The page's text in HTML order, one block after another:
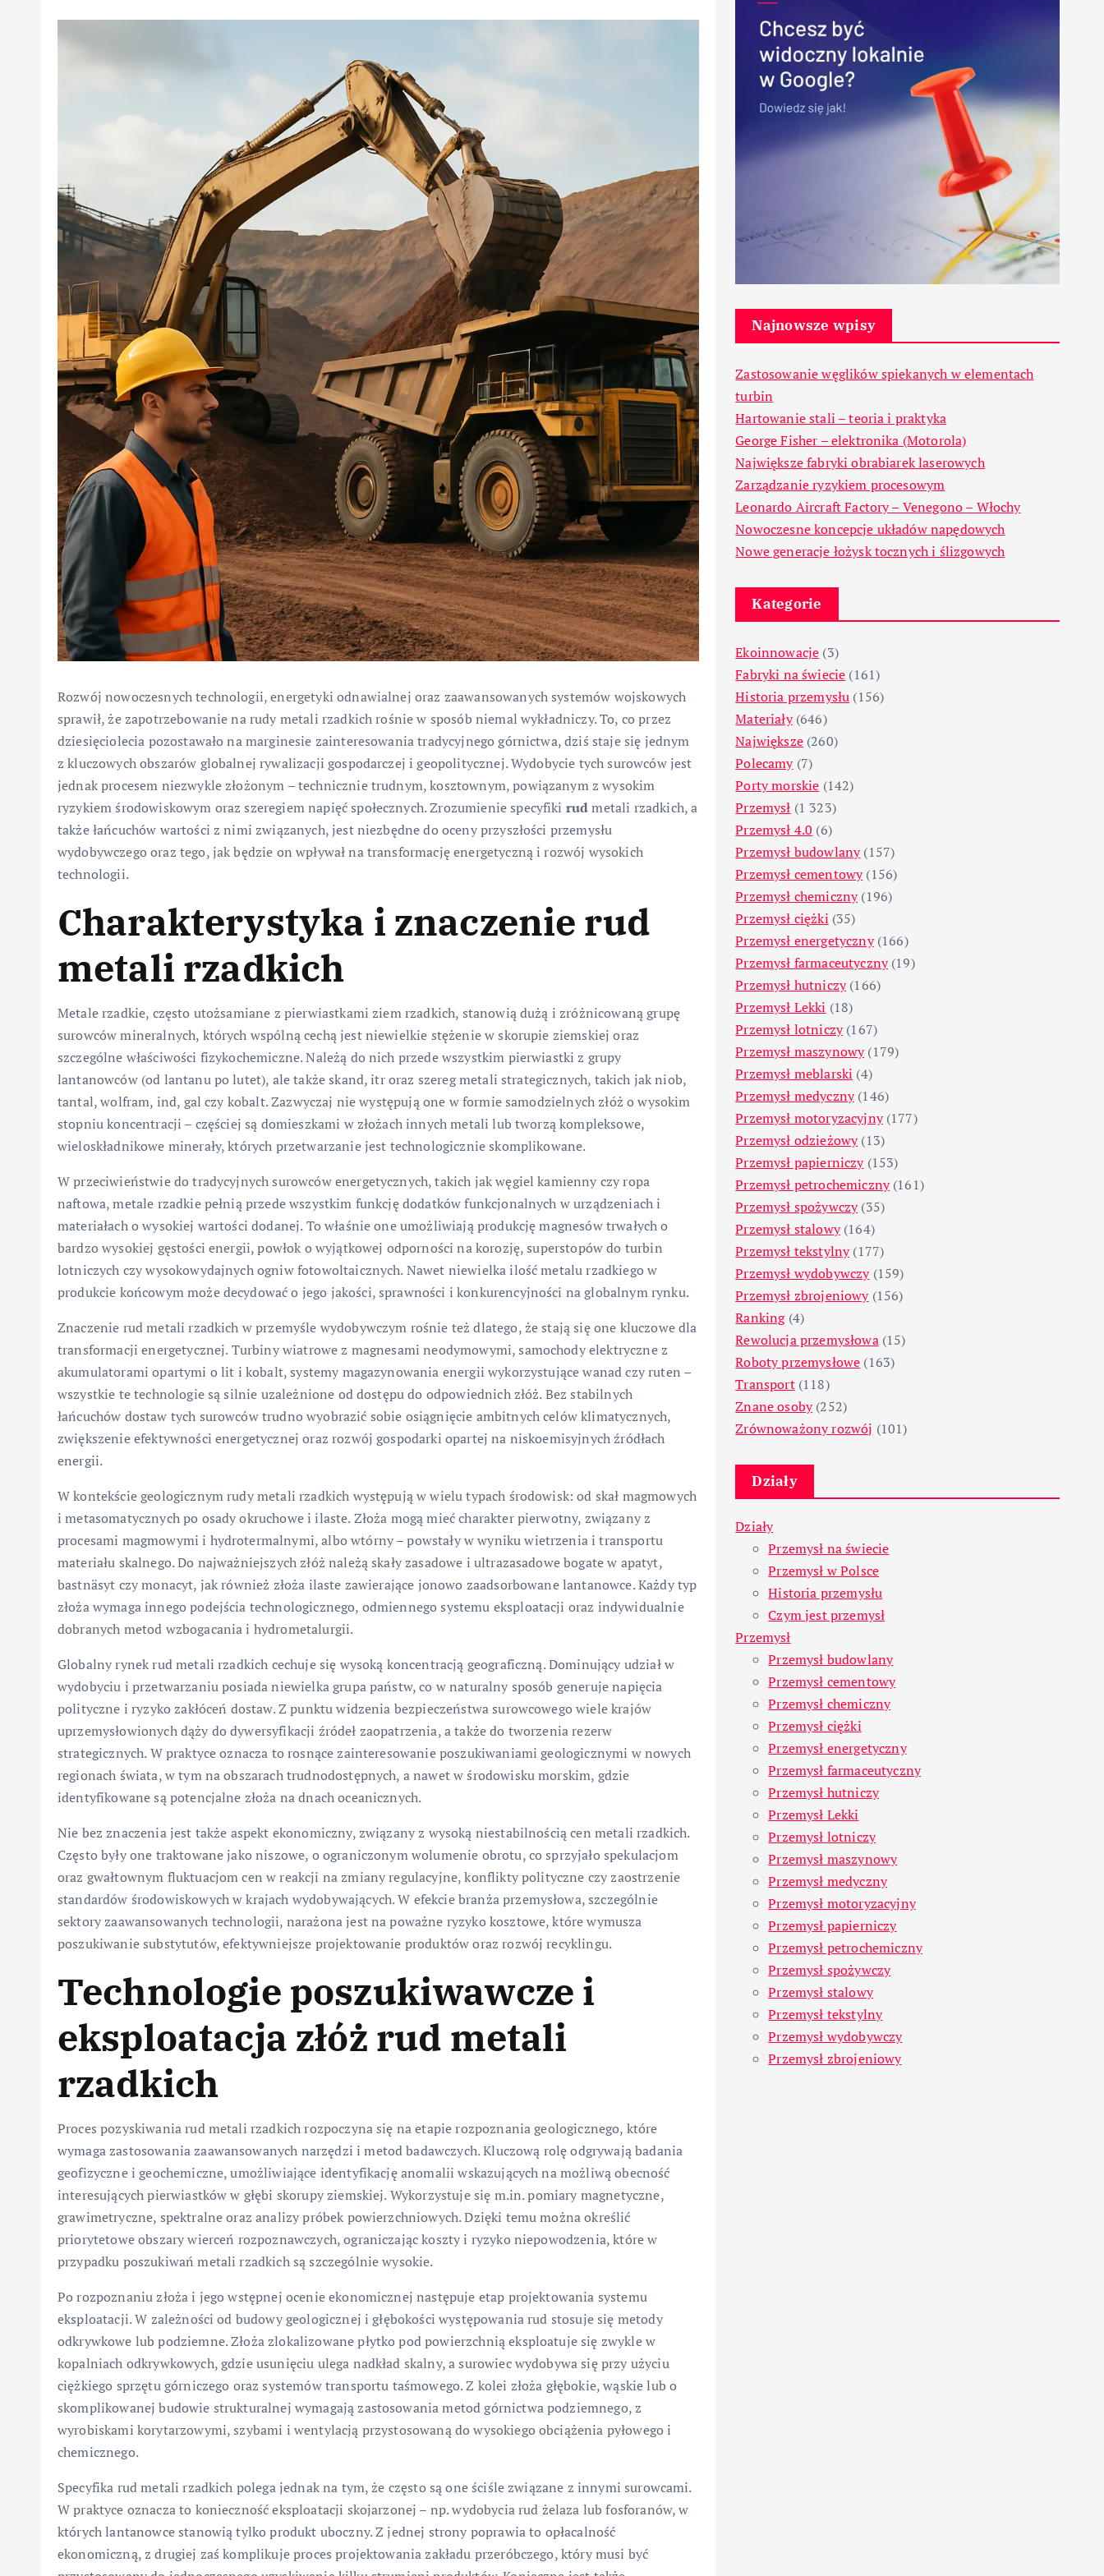
Rozwój nowoczesnych technologii, energetyki odnawialnej oraz zaawansowanych systemów wojskowych
sprawił, że zapotrzebowanie na rudy metali rzadkich rośnie w sposób niemal wykładniczy. To, co przez
dziesięciolecia pozostawało na marginesie zainteresowania tradycyjnego górnictwa, dziś staje się jednym
z kluczowych obszarów globalnej rywalizacji gospodarczej i geopolitycznej. Wydobycie tych surowców jest
jednak procesem niezwykle złożonym – technicznie trudnym, kosztownym, powiązanym z wysokim
ryzykiem środowiskowym oraz szeregiem napięć społecznych. Zrozumienie specyfiki rudmetali rzadkich, a
także łańcuchów wartości z nimi związanych, jest niezbędne do oceny przyszłości przemysłu
wydobywczego oraz tego, jak będzie on wpływał na transformację energetyczną i rozwój wysokich
technologii.
Charakterystyka i znaczenie rud
metali rzadkich
Metale rzadkie, często utożsamiane z pierwiastkami ziem rzadkich, stanowią dużą i zróżnicowaną grupę
surowców mineralnych, których wspólną cechą jest niewielkie stężenie w skorupie ziemskiej oraz
szczególne właściwości fizykochemiczne. Należą do nich przede wszystkim pierwiastki z grupy
lantanowców (od lantanu po lutet), ale także skand, itr oraz szereg metali strategicznych, takich jak niob,
tantal, wolfram, ind, gal czy kobalt. Zazwyczaj nie występują one w formie samodzielnych złóż o wysokim
stopniu koncentracji – częściej są domieszkami w złożach innych metali lub tworzą kompleksowe,
wieloskładnikowe minerały, których przetwarzanie jest technologicznie skomplikowane.
W przeciwieństwie do tradycyjnych surowców energetycznych, takich jak węgiel kamienny czy ropa
naftowa, metale rzadkie pełnią przede wszystkim funkcję dodatków funkcjonalnych w urządzeniach i
materiałach o wysokiej wartości dodanej. To właśnie one umożliwiają produkcję magnesów trwałych o
bardzo wysokiej gęstości energii, powłok o wyjątkowej odporności na korozję, superstopów do turbin
lotniczych czy wysokowydajnych ogniw fotowoltaicznych. Nawet niewielka ilość metalu rzadkiego w
produkcie końcowym może decydować o jego jakości, sprawności i konkurencyjności na globalnym rynku.
Znaczenie rud metali rzadkich w przemyśle wydobywczym rośnie też dlatego, że stają się one kluczowe dla
transformacji energetycznej. Turbiny wiatrowe z magnesami neodymowymi, samochody elektryczne z
akumulatorami opartymi o lit i kobalt, systemy magazynowania energii wykorzystujące wanad czy ruten –
wszystkie te technologie są silnie uzależnione od dostępu do odpowiednich złóż. Bez stabilnych
łańcuchów dostaw tych surowców trudno wyobrazić sobie osiągnięcie ambitnych celów klimatycznych,
zwiększenie efektywności energetycznej oraz rozwój gospodarki opartej na niskoemisyjnych źródłach
energii.
W kontekście geologicznym rudy metali rzadkich występują w wielu typach środowisk: od skał magmowych
i metasomatycznych po osady okruchowe i ilaste. Złoża mogą mieć charakter pierwotny, związany z
procesami magmowymi i hydrotermalnymi, albo wtórny – powstały w wyniku wietrzenia i transportu
materiału skalnego. Do najważniejszych złóż należą skały zasadowe i ultrazasadowe bogate w apatyt,
bastnäsyt czy monacyt, jak również złoża ilaste zawierające jonowo zaadsorbowane lantanowce. Każdy typ
złoża wymaga innego podejścia technologicznego, odmiennego systemu eksploatacji oraz indywidualnie
dobranych metod wzbogacania i hydrometalurgii.
Globalny rynek rud metali rzadkich cechuje się wysoką koncentracją geograficzną. Dominujący udział w
wydobyciu i przetwarzaniu posiada niewielka grupa państw, co w naturalny sposób generuje napięcia
polityczne i ryzyko zakłóceń dostaw. Z punktu widzenia bezpieczeństwa surowcowego wiele krajów
uprzemysłowionych dąży do dywersyfikacji źródeł zaopatrzenia, a także do tworzenia rezerw
strategicznych. W praktyce oznacza to rosnące zainteresowanie poszukiwaniami geologicznymi w nowych
regionach świata, w tym na obszarach trudnodostępnych, a nawet w środowisku morskim, gdzie
identyfikowane są potencjalne złoża na dnach oceanicznych.
Nie bez znaczenia jest także aspekt ekonomiczny, związany z wysoką niestabilnością cen metali rzadkich.
Często były one traktowane jako niszowe, o ograniczonym wolumenie obrotu, co sprzyjało spekulacjom
oraz gwałtownym fluktuacjom cen w reakcji na zmiany regulacyjne, konflikty polityczne czy zaostrzenie
standardów środowiskowych w krajach wydobywających. W efekcie branża przemysłowa, szczególnie
sektory zaawansowanych technologii, narażona jest na poważne ryzyko kosztowe, które wymusza
poszukiwanie substytutów, efektywniejsze projektowanie produktów oraz rozwój recyklingu.
Technologie poszukiwawcze i
eksploatacja złóż rud metali
rzadkich
Proces pozyskiwania rud metali rzadkich rozpoczyna się na etapie rozpoznania geologicznego, które
wymaga zastosowania zaawansowanych narzędzi i metod badawczych. Kluczową rolę odgrywają badania
geofizyczne i geochemiczne, umożliwiające identyfikację anomalii wskazujących na możliwą obecność
interesujących pierwiastków w głębi skorupy ziemskiej. Wykorzystuje się m.in. pomiary magnetyczne,
grawimetryczne, spektralne oraz analizy próbek powierzchniowych. Dzięki temu można określić
priorytetowe obszary wierceń rozpoznawczych, ograniczając koszty i ryzyko niepowodzenia, które w
przypadku poszukiwań metali rzadkich są szczególnie wysokie.
Po rozpoznaniu złoża i jego wstępnej ocenie ekonomicznej następuje etap projektowania systemu
eksploatacji. W zależności od budowy geologicznej i głębokości występowania rud stosuje się metody
odkrywkowe lub podziemne. Złoża zlokalizowane płytko pod powierzchnią eksploatuje się zwykle w
kopalniach odkrywkowych, gdzie usunięciu ulega nadkład skalny, a surowiec wydobywa się przy użyciu
ciężkiego sprzętu górniczego oraz systemów transportu taśmowego. Z kolei złoża głębokie, wąskie lub o
skomplikowanej budowie strukturalnej wymagają zastosowania metod górnictwa podziemnego, z
wyrobiskami korytarzowymi, szybami i wentylacją przystosowaną do wysokiego obciążenia pyłowego i
chemicznego.
Specyfika rud metali rzadkich polega jednak na tym, że często są one ściśle związane z innymi surowcami.
W praktyce oznacza to konieczność eksploatacji skojarzonej – np. wydobycia rud żelaza lub fosforanów, w
których lantanowce stanowią tylko produkt uboczny. Z jednej strony poprawia to opłacalność
ekonomiczną, z drugiej zaś komplikuje proces projektowania zakładu przeróbczego, który musi być
Najnowsze wpisy
Zastosowanie węglików spiekanych w elementach
turbin
Hartowanie stali – teoria i praktyka
George Fisher – elektronika (Motorola)
Największe fabryki obrabiarek laserowych
Zarządzanie ryzykiem procesowym
Leonardo Aircraft Factory – Venegono – Włochy
Nowoczesne koncepcje układów napędowych
Nowe generacje łożysk tocznych i ślizgowych
Kategorie
Ekoinnowacje (3)
Fabryki na świecie (161)
Historia przemysłu (156)
Materiały(646)
Największe(260)
Polecamy(7)
Porty morskie (142)
Przemysł (1 323)
Przemysł 4.0 (6)
Przemysł budowlany(157)
Przemysł cementowy(156)
Przemysł chemiczny(196)
Przemysł ciężki (35)
Przemysł energetyczny(166)
Przemysł farmaceutyczny(19)
Przemysł hutniczy(166)
Przemysł Lekki (18)
Przemysł lotniczy(167)
Przemysł maszynowy(179)
Przemysł meblarski (4)
Przemysł medyczny(146)
Przemysł motoryzacyjny(177)
Przemysł odzieżowy(13)
Przemysł papierniczy(153)
Przemysł petrochemiczny(161)
Przemysł spożywczy(35)
Przemysł stalowy(164)
Przemysł tekstylny(177)
Przemysł wydobywczy(159)
Przemysł zbrojeniowy(156)
Ranking(4)
Rewolucja przemysłowa(15)
Roboty przemysłowe (163)
Transport(118)
Znane osoby(252)
Zrównoważony rozwój (101)
Działy
Działy
Przemysł na świecie
Przemysł w Polsce
Historia przemysłu
Czym jest przemysł
Przemysł
Przemysł budowlany
Przemysł cementowy
Przemysł chemiczny
Przemysł ciężki
Przemysł energetyczny
Przemysł farmaceutyczny
Przemysł hutniczy
Przemysł Lekki
Przemysł lotniczy
Przemysł maszynowy
Przemysł medyczny
Przemysł motoryzacyjny
Przemysł papierniczy
Przemysł petrochemiczny
Przemysł spożywczy
Przemysł stalowy
Przemysł tekstylny
Przemysł wydobywczy
Przemysł zbrojeniowy